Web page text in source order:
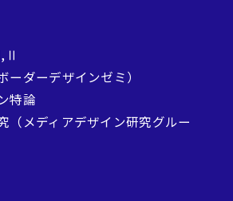
ーダーデザインゼミ）
特論
（メディアデザイン研究グルー